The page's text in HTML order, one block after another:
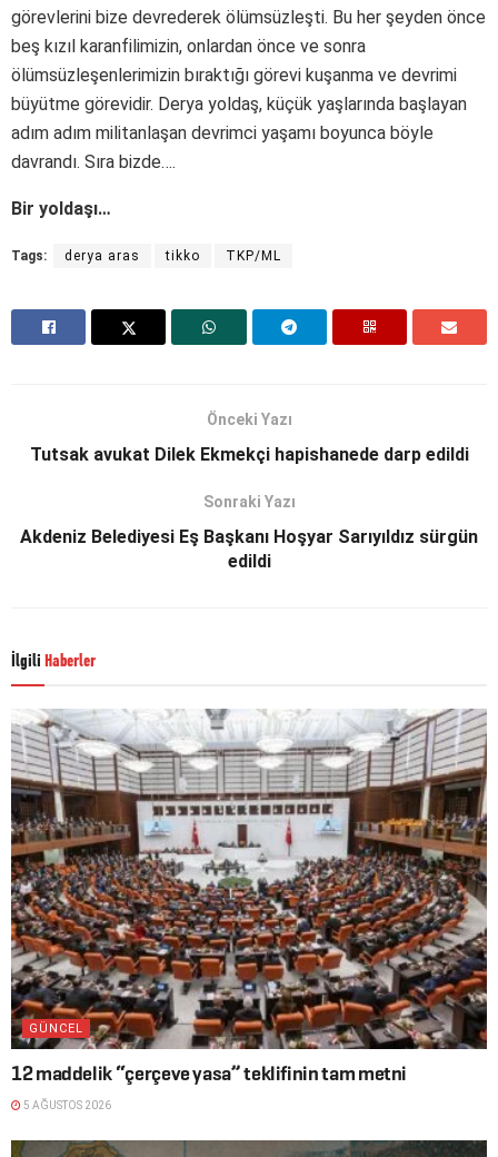
görevlerini bize devrederek ölümsüzleşti. Bu her şeyden önce
beş kızıl karanfilimizin, onlardan önce ve sonra
ölümsüzleşenlerimizin bıraktığı görevi kuşanma ve devrimi
büyütme görevidir. Derya yoldaş, küçük yaşlarında başlayan
adım adım militanlaşan devrimci yaşamı boyunca böyle
davrandı. Sıra bizde….
Bir yoldaşı…
Tags: derya aras tikko TKP/ML
Önceki Yazı
Tutsak avukat Dilek Ekmekçi hapishanede darp edildi
Sonraki Yazı
Akdeniz Belediyesi Eş Başkanı Hoşyar Sarıyıldız sürgün
edildi
İlgili Haberler
GÜNCEL
12 maddelik “çerçeve yasa” teklifinin tam metni
5 AĞUSTOS 2026